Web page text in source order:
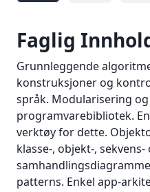
Faglig
Grunnleggende
konstruksjoner og
språk. Modularisering
programvarebibliotek.
verktøy for dette.
klasse-, objekt-, sekvens-
patterns. Enkel app-